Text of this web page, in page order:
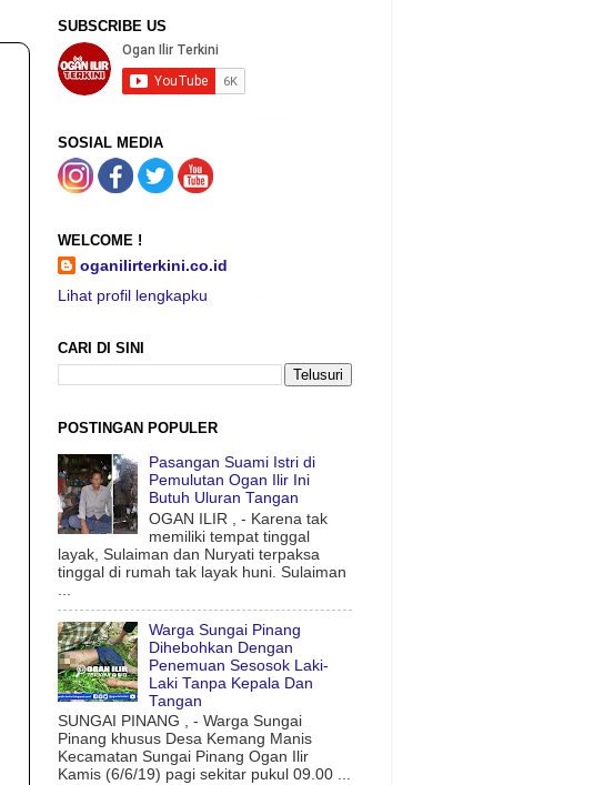
SUBSCRIBE US
SOSIAL MEDIA
WELCOME !
oganilirterkini.co.id
Lihat profil lengkapku
CARI DI SINI
POSTINGAN POPULER
Pasangan Suami Istri di
Pemulutan Ogan Ilir Ini
Butuh Uluran Tangan
OGAN ILIR , - Karena tak
memiliki tempat tinggal
layak, Sulaiman dan Nuryati terpaksa
tinggal di rumah tak layak huni. Sulaiman
Warga Sungai Pinang
Dihebohkan Dengan
Penemuan Sesosok Laki-
Laki Tanpa Kepala Dan
Tangan
SUNGAI PINANG , - Warga Sungai
Pinang khusus Desa Kemang Manis
Kecamatan Sungai Pinang Ogan Ilir
Kamis (6/6/19) pagi sekitar pukul 09.00 ...